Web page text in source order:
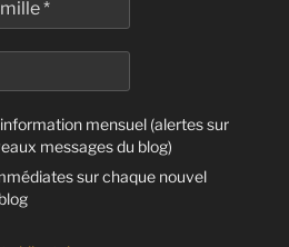
mensuel (alertes sur
messages du blog)
sur chaque nouvel